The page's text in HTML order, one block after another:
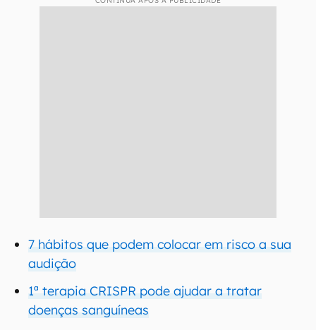
7 hábitos que podem colocar em risco a sua
audição
1ª terapia CRISPR pode ajudar a tratar
doenças sanguíneas